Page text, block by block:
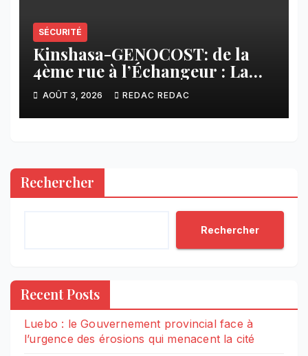
SÉCURITÉ
Kinshasa-GENOCOST: de la
4ème rue à l’Échangeur : La
jeunesse répond présente pour
les victimes du GENOCOST
AOÛT 3, 2026 REDAC REDAC
Rechercher
Rechercher
Recent Posts
Luebo : le Gouvernement provincial face à
l’urgence des érosions qui menacent la cité